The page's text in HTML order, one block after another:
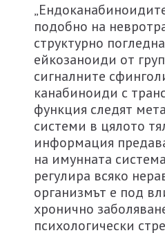
подобно на
структурно
ейкозаноиди от
сигналните
канабиноиди с
функция следят
системи в цялото
информация
на имунната
регулира всяко
организмът е под
хронично
психологически